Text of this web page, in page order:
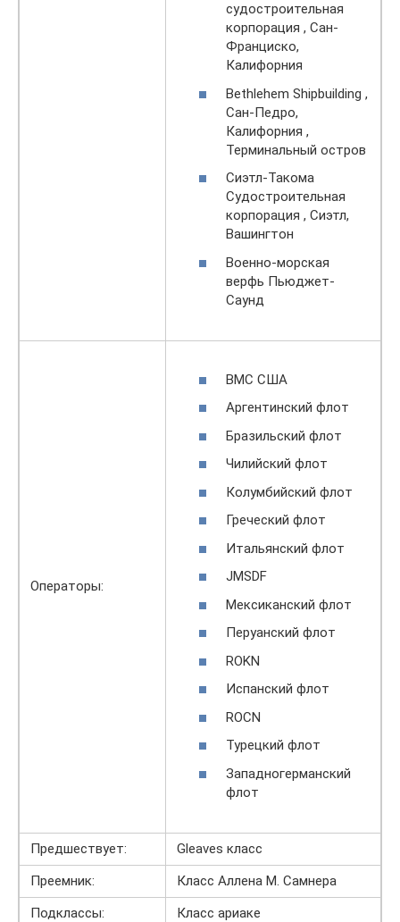
судостроительная
корпорация , Сан-
Франциско,
Калифорния
Bethlehem Shipbuilding ,
Сан-Педро,
Калифорния ,
Терминальный остров
Сиэтл-Такома
Судостроительная
корпорация , Сиэтл,
Вашингтон
Военно-морская
верфь Пьюджет-
Саунд
Операторы:
ВМС США
Аргентинский флот
Бразильский флот
Чилийский флот
Колумбийский флот
Греческий флот
Итальянский флот
JMSDF
Мексиканский флот
Перуанский флот
ROKN
Испанский флот
ROCN
Турецкий флот
Западногерманский
флот
Предшествует:
Gleaves класс
Преемник:
Класс Аллена М. Самнера
Подклассы:
Класс ариаке